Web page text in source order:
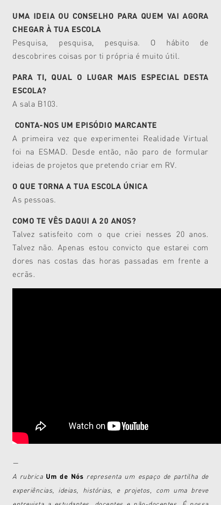
UMA IDEIA OU CONSELHO PARA QUEM VAI AGORA
CHEGAR À TUA ESCOLA
Pesquisa, pesquisa, pesquisa. O hábito de
descobrires coisas por ti própria é muito útil.
PARA TI, QUAL O LUGAR MAIS ESPECIAL DESTA
ESCOLA?
A sala B103.
CONTA-NOS UM EPISÓDIO MARCANTE
A primeira vez que experimentei Realidade Virtual
foi na ESMAD. Desde então, não paro de formular
ideias de projetos que pretendo criar em RV.
O QUE TORNA A TUA ESCOLA ÚNICA
As pessoas.
COMO TE VÊS DAQUI A 20 ANOS?
Talvez satisfeito com o que criei nesses 20 anos.
Talvez não. Apenas estou convicto que estarei com
dores nas costas das horas passadas em frente a
ecrãs.
—
A rubrica Um de Nós representa um espaço de partilha de
experiências, ideias, histórias, e projetos, com uma breve